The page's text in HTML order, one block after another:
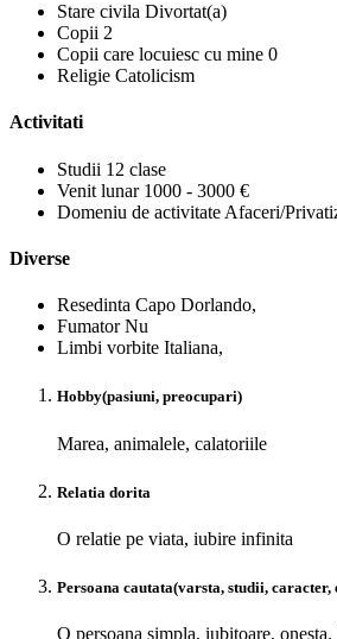
Stare civila Divortat(a)
Copii 2
Copii care locuiesc cu mine 0
Religie Catolicism
Activitati
Studii 12 clase
Venit lunar 1000 - 3000 €
Domeniu de activitate Afaceri/
Diverse
Resedinta Capo Dorlando,
Fumator Nu
Limbi vorbite Italiana,
Hobby(pasiuni, preocupari)
Marea, animalele, calatoriile
Relatia dorita
O relatie pe viata, iubire infinita
Persoana cautata(varsta, studii, caracter,
O persoana simpla, iubitoare,